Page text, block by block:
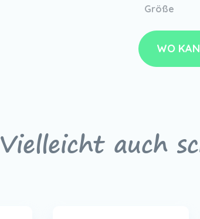
Größe
WO
Vielleicht auch